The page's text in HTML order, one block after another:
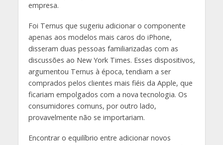
empresa.
Foi Ternus que sugeriu adicionar o componente
apenas aos modelos mais caros do iPhone,
disseram duas pessoas familiarizadas com as
discussões ao New York Times. Esses dispositivos,
argumentou Ternus à época, tendiam a ser
comprados pelos clientes mais fiéis da Apple, que
ficariam empolgados com a nova tecnologia. Os
consumidores comuns, por outro lado,
provavelmente não se importariam.
Encontrar o equilíbrio entre adicionar novos